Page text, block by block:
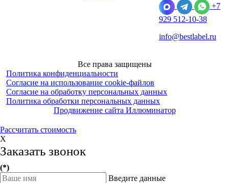
+7
929 512-10-38
info@bestlabel.ru
Все права защищены
Политика конфиденциальности
Согласие на использование cookie-файлов
Согласие на обработку персональных данных
Политика обработки персональных данных
Продвижение сайта Иллюминатор
Рассчитать стоимость
X
Заказать звонок
(*)
Введите данные